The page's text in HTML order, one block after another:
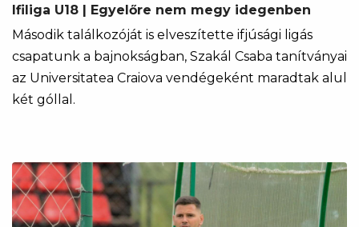
Ifiliga U18 | Egyelőre nem megy idegenben
Második találkozóját is elveszítette ifjúsági ligás
csapatunk a bajnokságban, Szakál Csaba tanítványai
az Universitatea Craiova vendégeként maradtak alul
két góllal.